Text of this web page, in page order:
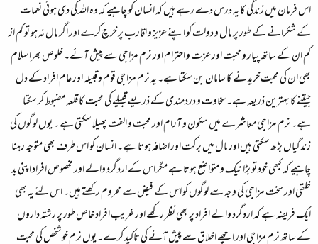
اس فرمان میں زندگی کا یہ درس دے رہے ہیں کہ انسان کو چاہیے کہ وہ اللہ کی دی ہوئی نعمات
کے شکرانے کے طور پر مال و دولت کو اپنے عزیز و اقارب پر خرچ کرے اور اگر مال نہ ہو تو کم از
کم ان کے ساتھ پیار و محبت اور عزت و احترام اور نرم مزاجی سے پیش آئے۔ خلوص بھرا سلام
بھی ان کی محبت خریدنے کا سامان بن سکتا ہے۔ یہ نرم مزاجی قوم و قبیلہ اور عام افراد کے دل
جیتنے کا بہترین ذریعہ ہے۔ سخاوت و دردمندی کے ذریعے قبیلے کی محبت کا قلعہ مضبوط کر سکتا
ہے۔ نرم مزاجی معاشرے میں سکون و آرام اور محبت و الفت پھیلا سکتی ہے ۔ یوں لوگوں کی
زندگیاں بڑھ سکتی ہیں اور مال میں برکت اور اضافہ ہوتا ہے۔ انسان کو اس طرف بھی متوجہ رہنا
چاہیے کہ کبھی خود تو بڑا نیک و متواضع ہوتا ہے مگر اس کے اردگرد والے اور مخصوص افراد اپنی بد
خلقی اور سخت مزاجی کی وجہ سے لوگوں کو اس کے فیض سے محروم رکھتے ہیں۔ اس لئے یہ بھی
ایک فریضہ ہے کہ اردگرد والے افراد پر بھی نظر رکھے اور غریب افراد خاص طور پر رشتہ داروں
کے ساتھ نرم مزاجی اور اچھے اخلاق سے پیش آنے کی تاکید کرے۔ یوں نرم خو شخص کی محبت